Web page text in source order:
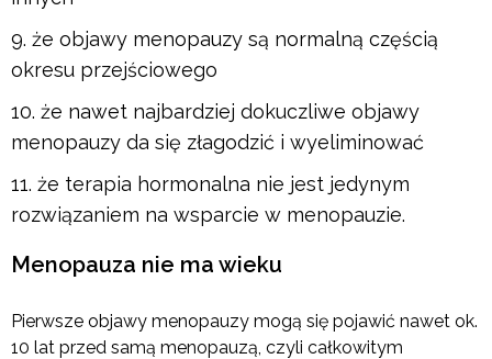
że objawy menopauzy są normalną częścią
okresu przejściowego
że nawet najbardziej dokuczliwe objawy
menopauzy da się złagodzić i wyeliminować
że terapia hormonalna nie jest jedynym
rozwiązaniem na wsparcie w menopauzie.
Menopauza nie ma wieku
Pierwsze objawy menopauzy mogą się pojawić nawet ok.
10 lat przed samą menopauzą, czyli całkowitym